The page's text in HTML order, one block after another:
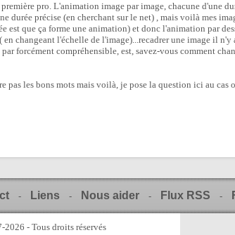
pro. L'animation image par image, chacune d'une
durée précise (en cherchant sur le net) , mais voilà mes
que ça forme une animation) et donc l'animation par
changeant l'échelle de l'image)...recadrer une image il n'y
forcément compréhensible, est, savez-vous comment
les bons mots mais voilà, je pose la question ici au cas
- Liens - Nous aider - Flux RSS -
2026 - Tous droits réservés